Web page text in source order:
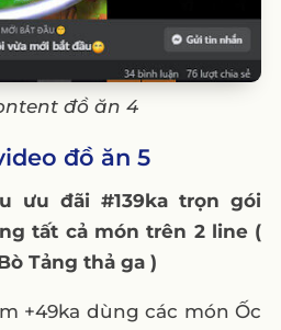
đồ ăn 4
đồ ăn 5
ưu đãi #139ka trọn gói
tất cả món trên 2 line (
Tảng thả ga )
+49ka dùng các món Ốc